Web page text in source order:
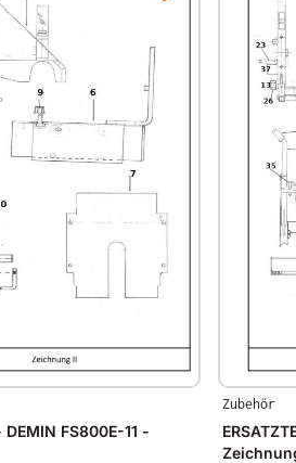
DEMIN FS800E-11 -
Zubehör